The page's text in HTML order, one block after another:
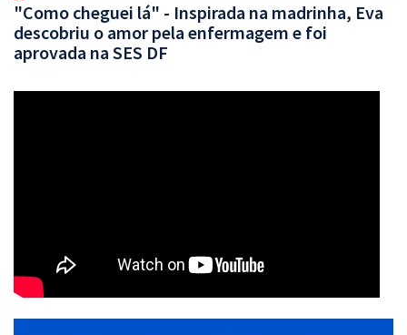
"Como cheguei lá" - Inspirada na madrinha, Eva
descobriu o amor pela enfermagem e foi
aprovada na SES DF